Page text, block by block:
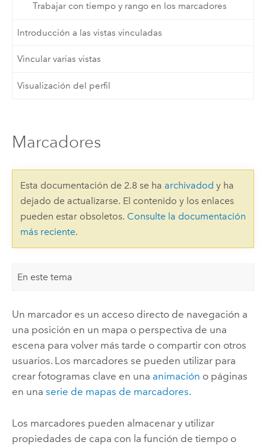
Trabajar con tiempo y rango en los marcadores
Introducción a las vistas vinculadas
Vincular varias vistas
Visualización del perfil
Marcadores
Esta documentación de 2.8 se ha archivadod y ha
dejado de actualizarse. El contenido y los enlaces
pueden estar obsoletos. Consulte la documentación
más reciente.
En este tema
Un marcador es un acceso directo de navegación a
una posición en un mapa o perspectiva de una
escena para volver más tarde o compartir con otros
usuarios. Los marcadores se pueden utilizar para
crear fotogramas clave en una animación o páginas
en una serie de mapas de marcadores.
Los marcadores pueden almacenar y utilizar
propiedades de capa con la función de tiempo o